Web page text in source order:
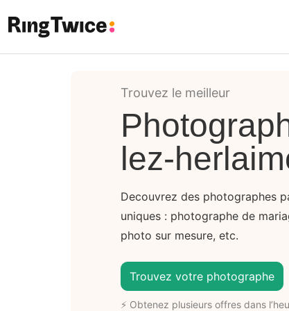
Trouvez le meilleur
lez-
Decouvrez des photographes
uniques : photographe de
photo sur mesure, etc.
Trouvez votre photographe
⚡ Obtenez plusieurs offres dans